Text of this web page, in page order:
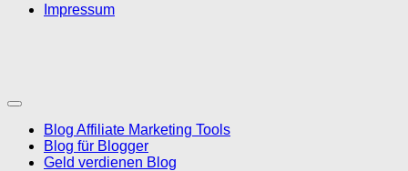
Impressum
Blog Affiliate Marketing Tools
Blog für Blogger
Geld verdienen Blog